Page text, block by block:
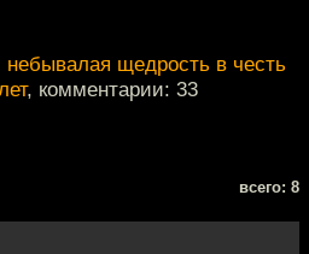
небывалая щедрость в честь
, комментарии: 33
всего: 8